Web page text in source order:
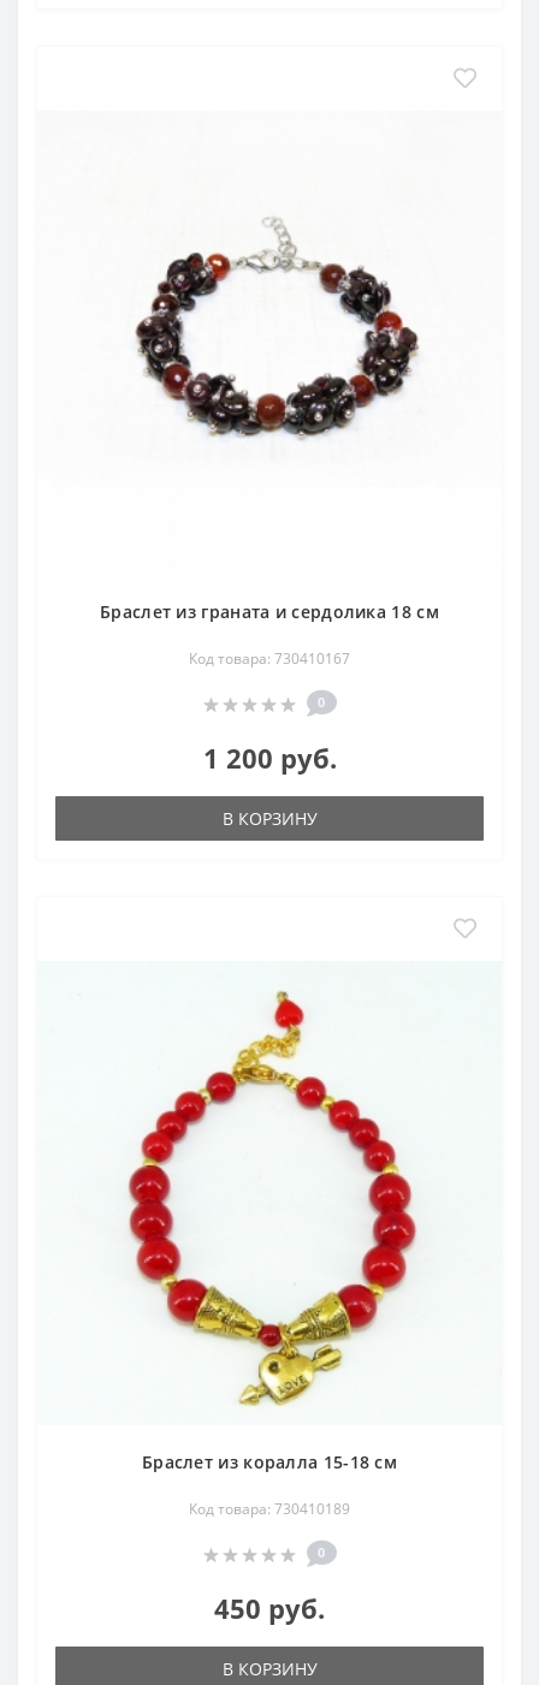
Браслет из граната и сердолика 18 см
Код товара: 730410167
0
1 200 руб.
В КОРЗИНУ
Браслет из коралла 15-18 см
Код товара: 730410189
0
450 руб.
В КОРЗИНУ